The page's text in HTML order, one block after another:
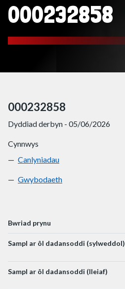
000232858
000232858
Dyddiad derbyn - 05/06/2026
Cynnwys
000232858
Canlyniadau
000232858
Gwybodaeth
Bwriad prynu
Sampl ar ôl dadansoddi (sylweddol)
Sampl ar ôl dadansoddi (lleiaf)